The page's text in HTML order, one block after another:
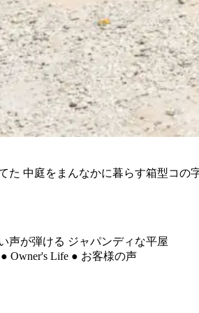
た 中庭をまんなかに暮らす箱型コの
声が弾ける ジャパンディな平屋
Owner's Life ● お客様の声